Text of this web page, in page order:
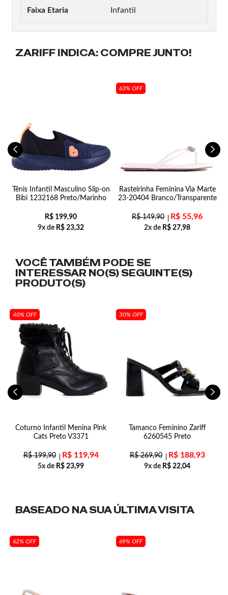
Faixa Etaria Infantil
ZARIFF INDICA: COMPRE JUNTO!
Tênis Infantil Masculino Slip-on
Bibi 1232168 Preto/Marinho
R$ 199,90
9x de R$ 23,32
63% OFF
Rasteirinha Feminina Via Marte
23-20404 Branco/Transparente
R$149,90 R$ 55,96
2x de R$ 27,98
VOCÊ TAMBÉM PODE SE
INTERESSAR NO(S) SEGUINTE(S)
PRODUTO(S)
40% OFF
Coturno Infantil Menina Pink
Cats Preto V3371
R$199,90 R$119,94
5x de R$ 23,99
30% OFF
Tamanco Feminino Zariff
6260545 Preto
R$269,90 R$188,93
9x de R$ 22,04
BASEADO NA SUAÚLTIMA VISITA
62% OFF 69% OFF